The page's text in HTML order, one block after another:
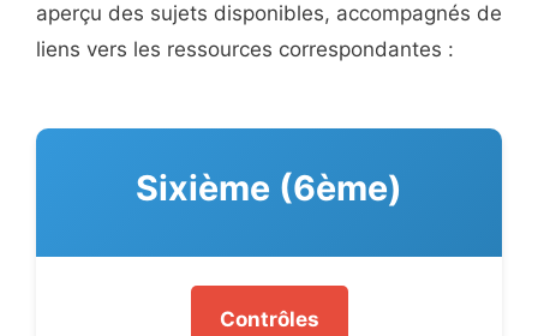
aperçu des sujets disponibles, accompagnés de
liens vers les ressources correspondantes :
Sixième (6ème)
Contrôles